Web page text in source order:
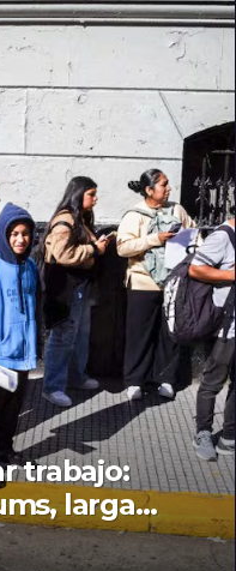
trabajo:
larga